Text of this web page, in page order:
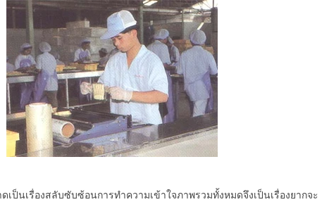
เรื่องสลับซับซ้อนการทำความเข้าใจภาพรวมทั้งหมดจึงเป็นเรื่องยากจะ